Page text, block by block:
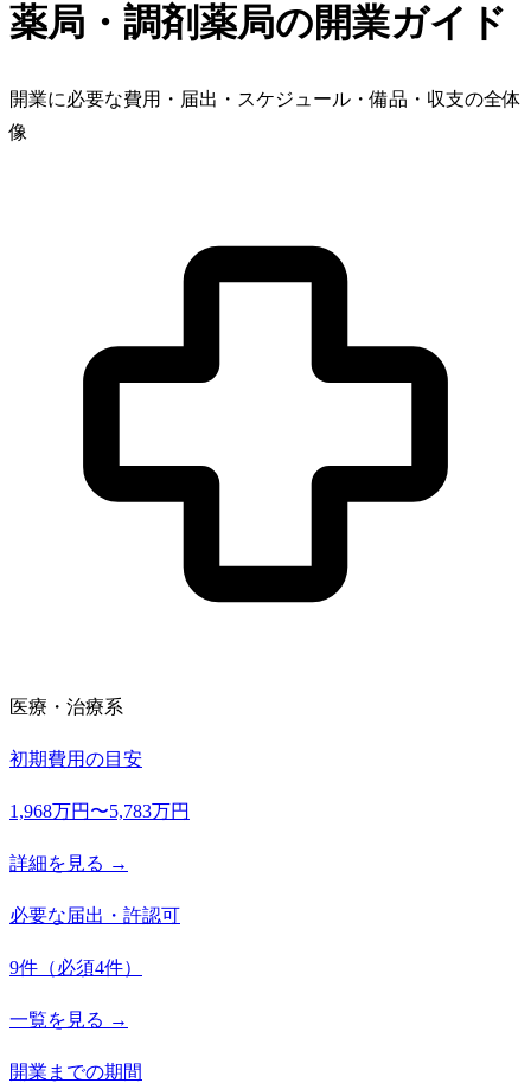
薬局・調剤薬局の開業ガイド
開業に必要な費用・届出・スケジュール・備品・収支の全体
像
医療・治療系
初期費用の目安
1,968万円〜5,783万円
詳細を見る →
必要な届出・許認可
9件 （必須4件）
一覧を見る →
開業までの期間